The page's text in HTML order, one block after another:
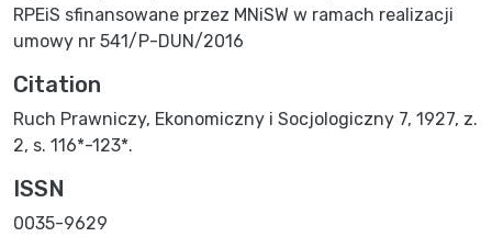
RPEiS sfinansowane przez MNiSW w ramach realizacji
umowy nr 541/P-DUN/2016
Citation
Ruch Prawniczy, Ekonomiczny i Socjologiczny 7, 1927, z.
2, s. 116*-123*.
ISSN
0035-9629